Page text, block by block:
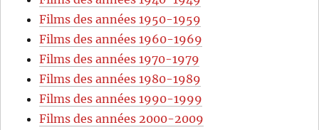
Films des années 1950-1959
Films des années 1960-1969
Films des années 1970-1979
Films des années 1980-1989
Films des années 1990-1999
Films des années 2000-2009